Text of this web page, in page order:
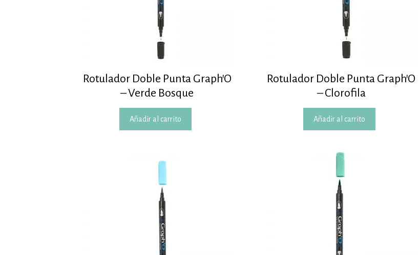
Rotulador Doble Punta Graph’O
– Verde Bosque
Añadir al carrito
Rotulador Doble Punta Graph’O
– Clorofila
Añadir al carrito